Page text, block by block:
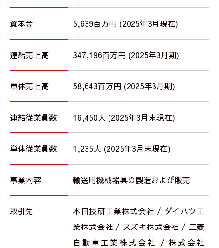
資本金 5,639百万円 (2025年3月現在)
連結売上高 347,196百万円 (2025年3月期)
単体売上高 58,643百万円 (2025年3月期)
連結従業員数 16,450人 (2025年3月末現在)
単体従業員数 1,235人 (2025年3月末現在)
事業内容 輸送用機械器具の製造および販売
取引先
本田技研工業株式会社 / ダイハツ工
業株式会社 / スズキ株式会社 / 三菱
自動車工業株式会社 / 株式会社